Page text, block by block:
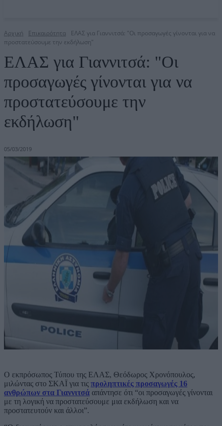
Αρχική Επικαιρότητα
ΕΛΑΣ για Γιαννιτσά: "Οι προσαγωγές γίνονται για να
προστατεύσουμε την εκδήλωση"
ΕΛΑΣ για Γιαννιτσά: "Οι
προσαγωγές γίνονται για να
προστατεύσουμε την
εκδήλωση"
05/03/2019
Ο εκπρόσωπος Τύπου της ΕΛΑΣ, Θεόδωρος Χρονόπουλος,
μιλώντας στο ΣΚΑΪ για τις προληπτικές προσαγωγές 16
ανθρώπων στα Γιαννιτσά απάντησε ότι “οι προσαγωγές γίνονται
με τη λογική να προστατεύσουμε μια εκδήλωση και να
προστατευτούν και άλλοι”.